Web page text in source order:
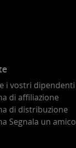
i vostri dipendenti
di affiliazione
di distribuzione
Segnala un amico